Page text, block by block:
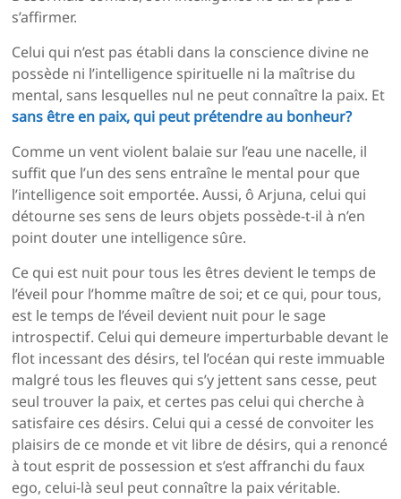
s’affirmer.
Celui qui n’est pas établi dans la conscience divine ne
possède ni l’intelligence spirituelle ni la maîtrise du
mental, sans lesquelles nul ne peut connaître la paix. Et
sans être en paix, qui peut prétendre au bonheur?
Comme un vent violent balaie sur l’eau une nacelle, il
suffit que l’un des sens entraîne le mental pour que
l’intelligence soit emportée. Aussi, ô Arjuna, celui qui
détourne ses sens de leurs objets possède-t-il à n’en
point douter une intelligence sûre.
Ce qui est nuit pour tous les êtres devient le temps de
l’éveil pour l’homme maître de soi; et ce qui, pour tous,
est le temps de l’éveil devient nuit pour le sage
introspectif. Celui qui demeure imperturbable devant le
flot incessant des désirs, tel l’océan qui reste immuable
malgré tous les fleuves qui s’y jettent sans cesse, peut
seul trouver la paix, et certes pas celui qui cherche à
satisfaire ces désirs. Celui qui a cessé de convoiter les
plaisirs de ce monde et vit libre de désirs, qui a renoncé
à tout esprit de possession et s’est affranchi du faux
ego, celui-là seul peut connaître la paix véritable.